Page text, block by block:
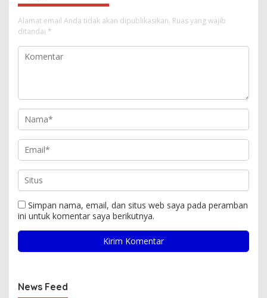
Alamat email Anda tidak akan dipublikasikan. Ruas yang wajib
ditandai *
Simpan nama, email, dan situs web saya pada peramban
ini untuk komentar saya berikutnya.
News Feed